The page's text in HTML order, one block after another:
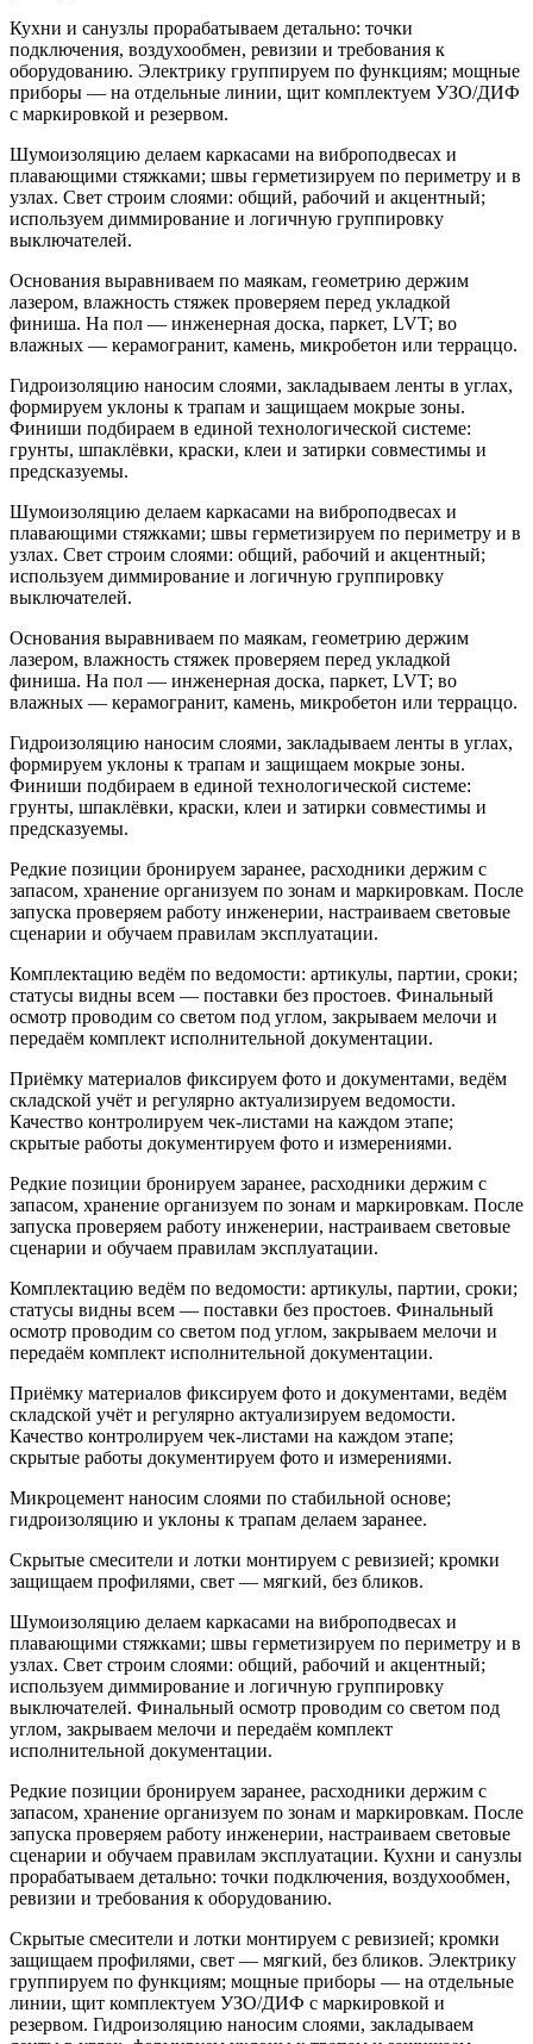
Кухни и санузлы прорабатываем детально: точки
подключения, воздухообмен, ревизии и требования к
оборудованию. Электрику группируем по функциям; мощные
приборы — на отдельные линии, щит комплектуем УЗО/ДИФ
с маркировкой и резервом.
Шумоизоляцию делаем каркасами на виброподвесах и
плавающими стяжками; швы герметизируем по периметру и в
узлах. Свет строим слоями: общий, рабочий и акцентный;
используем диммирование и логичную группировку
выключателей.
Основания выравниваем по маякам, геометрию держим
лазером, влажность стяжек проверяем перед укладкой
финиша. На пол — инженерная доска, паркет, LVT; во
влажных — керамогранит, камень, микробетон или терраццо.
Гидроизоляцию наносим слоями, закладываем ленты в углах,
формируем уклоны к трапам и защищаем мокрые зоны.
Финиши подбираем в единой технологической системе:
грунты, шпаклёвки, краски, клеи и затирки совместимы и
предсказуемы.
Шумоизоляцию делаем каркасами на виброподвесах и
плавающими стяжками; швы герметизируем по периметру и в
узлах. Свет строим слоями: общий, рабочий и акцентный;
используем диммирование и логичную группировку
выключателей.
Основания выравниваем по маякам, геометрию держим
лазером, влажность стяжек проверяем перед укладкой
финиша. На пол — инженерная доска, паркет, LVT; во
влажных — керамогранит, камень, микробетон или терраццо.
Гидроизоляцию наносим слоями, закладываем ленты в углах,
формируем уклоны к трапам и защищаем мокрые зоны.
Финиши подбираем в единой технологической системе:
грунты, шпаклёвки, краски, клеи и затирки совместимы и
предсказуемы.
Редкие позиции бронируем заранее, расходники держим с
запасом, хранение организуем по зонам и маркировкам. После
запуска проверяем работу инженерии, настраиваем световые
сценарии и обучаем правилам эксплуатации.
Комплектацию ведём по ведомости: артикулы, партии, сроки;
статусы видны всем — поставки без простоев. Финальный
осмотр проводим со светом под углом, закрываем мелочи и
передаём комплект исполнительной документации.
Приёмку материалов фиксируем фото и документами, ведём
складской учёт и регулярно актуализируем ведомости.
Качество контролируем чек-листами на каждом этапе;
скрытые работы документируем фото и измерениями.
Редкие позиции бронируем заранее, расходники держим с
запасом, хранение организуем по зонам и маркировкам. После
запуска проверяем работу инженерии, настраиваем световые
сценарии и обучаем правилам эксплуатации.
Комплектацию ведём по ведомости: артикулы, партии, сроки;
статусы видны всем — поставки без простоев. Финальный
осмотр проводим со светом под углом, закрываем мелочи и
передаём комплект исполнительной документации.
Приёмку материалов фиксируем фото и документами, ведём
складской учёт и регулярно актуализируем ведомости.
Качество контролируем чек-листами на каждом этапе;
скрытые работы документируем фото и измерениями.
Микроцемент наносим слоями по стабильной основе;
гидроизоляцию и уклоны к трапам делаем заранее.
Скрытые смесители и лотки монтируем с ревизией; кромки
защищаем профилями, свет — мягкий, без бликов.
Шумоизоляцию делаем каркасами на виброподвесах и
плавающими стяжками; швы герметизируем по периметру и в
узлах. Свет строим слоями: общий, рабочий и акцентный;
используем диммирование и логичную группировку
выключателей. Финальный осмотр проводим со светом под
углом, закрываем мелочи и передаём комплект
исполнительной документации.
Редкие позиции бронируем заранее, расходники держим с
запасом, хранение организуем по зонам и маркировкам. После
запуска проверяем работу инженерии, настраиваем световые
сценарии и обучаем правилам эксплуатации. Кухни и санузлы
прорабатываем детально: точки подключения, воздухообмен,
ревизии и требования к оборудованию.
Скрытые смесители и лотки монтируем с ревизией; кромки
защищаем профилями, свет — мягкий, без бликов. Электрику
группируем по функциям; мощные приборы — на отдельные
линии, щит комплектуем УЗО/ДИФ с маркировкой и
резервом. Гидроизоляцию наносим слоями, закладываем